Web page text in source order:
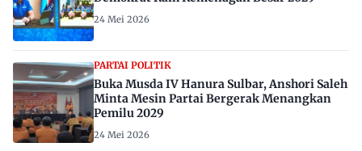
24 Mei 2026
PARTAI POLITIK
Buka Musda IV Hanura Sulbar, Anshori Saleh
Minta Mesin Partai Bergerak Menangkan
Pemilu 2029
24 Mei 2026